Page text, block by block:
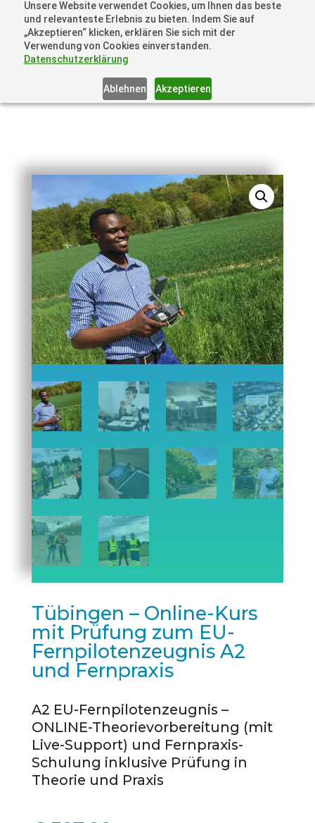
Unsere Website verwendet Cookies, um Ihnen das beste
und relevanteste Erlebnis zu bieten. Indem Sie auf
„Akzeptieren“ klicken, erklären Sie sich mit der
Verwendung von Cookies einverstanden.
Datenschutzerklärung
Ablehnen Akzeptieren
+41 44505 6667 oder +49 157 3598 0006
info@dronelions.academy
Tübingen – Online-Kurs
mit Prüfung zum EU-
Fernpilotenzeugnis A2
und Fernpraxis
A2 EU-Fernpilotenzeugnis –
ONLINE-Theorievorbereitung (mit
Live-Support) und Fernpraxis-
Schulung inklusive Prüfung in
Theorie und Praxis